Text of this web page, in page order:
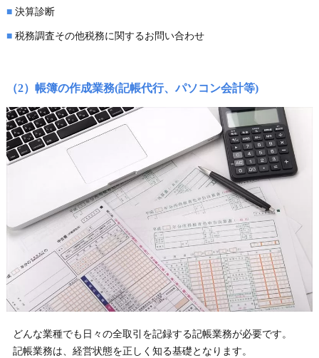
■決算診断
■税務調査その他税務に関するお問い合わせ
（2）帳簿の作成業務(記帳代行、パソコン会計等)
どんな業種でも日々の全取引を記録する記帳業務が必要です。
記帳業務は、経営状態を正しく知る基礎となります。